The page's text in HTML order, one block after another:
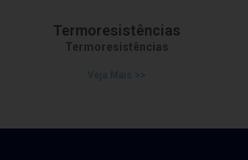
Termoresistências
Termoresistências
Veja Mais >>